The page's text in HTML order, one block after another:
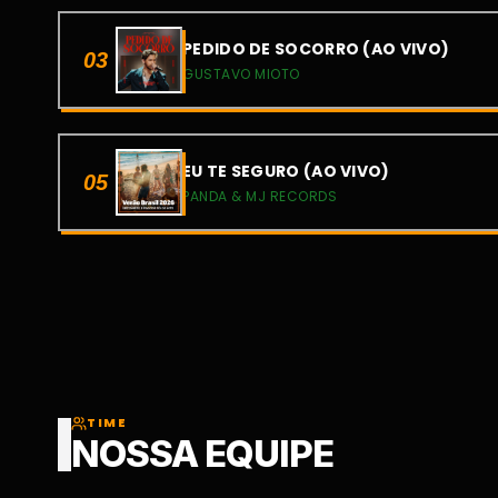
03 PEDIDO DE SOCORRO (AO VIVO)
GUSTAVO MIOTO
05 EU TE SEGURO (AO VIVO)
PANDA & MJ RECORDS
TIME
NOSSA EQUIPE